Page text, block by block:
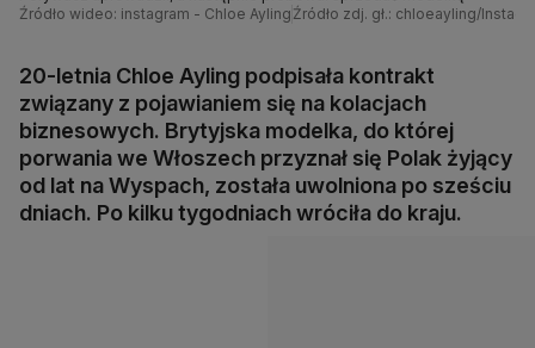
Źródło wideo: instagram - Chloe Ayling Źródło zdj. gł.: chloeayling/
20-letnia Chloe Ayling podpisała kontrakt
związany z pojawianiem się na kolacjach
biznesowych. Brytyjska modelka, do której
porwania we Włoszech przyznał się Polak żyjący
od lat na Wyspach, została uwolniona po sześciu
dniach. Po kilku tygodniach wróciła do kraju.